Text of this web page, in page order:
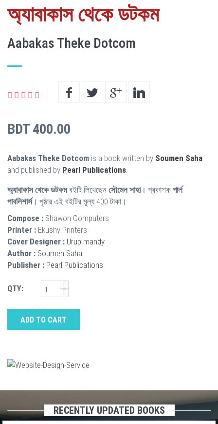
অ্যাবাকাস থেকে ডটকম
Aabakas Theke Dotcom
BDT 400.00
Aabakas Theke Dotcom is a book written by Soumen Saha
and published by Pearl Publications
অ্যাবাকাস থেকে ডটকমবইটি লিখেছেন সৌমেন সাহা। প্রকাশক পার্ল
পাবলিশার্স। পৃষ্ঠার এই বইটির মূল্য 400 টাকা।
Compose : Shawon Computers
Printer : Ekushy Printers
Cover Designer : Urup mandy
Author : Soumen Saha
Publisher : Pearl Publications
QTY:
ADD TO CART
RECENTLY UPDATED BOOKS